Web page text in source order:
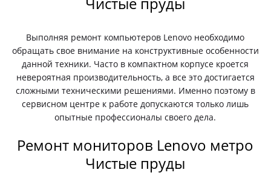
Выполняя ремонт компьютеров Lenovo необходимо
обращать свое внимание на конструктивные особенности
данной техники. Часто в компактном корпусе кроется
невероятная производительность, а все это достигается
сложными техническими решениями. Именно поэтому в
сервисном центре к работе допускаются только лишь
опытные профессионалы своего дела.
Ремонт мониторов Lenovo метро
Чистые пруды